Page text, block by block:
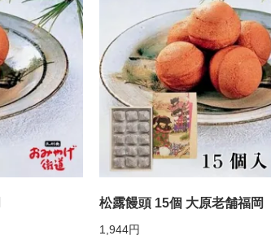
松露饅頭 15個 大原老舗福岡
1,944円